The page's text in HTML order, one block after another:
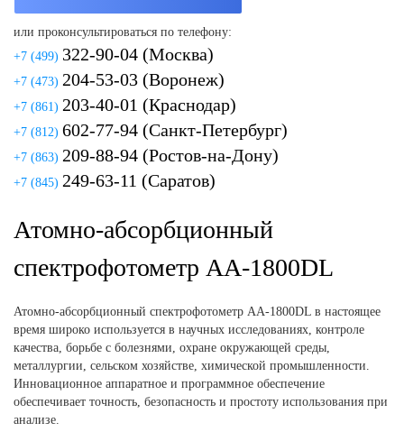
или проконсультироваться по телефону:
+7 (499) 322-90-04 (Москва)
+7 (473) 204-53-03 (Воронеж)
+7 (861) 203-40-01 (Краснодар)
+7 (812) 602-77-94 (Санкт-Петербург)
+7 (863) 209-88-94 (Ростов-на-Дону)
+7 (845) 249-63-11 (Саратов)
Атомно-абсорбционный
спектрофотометр AA-1800DL
Атомно-абсорбционный спектрофотометр AA-1800DL в настоящее
время широко используется в научных исследованиях, контроле
качества, борьбе с болезнями, охране окружающей среды,
металлургии, сельском хозяйстве, химической промышленности.
Инновационное аппаратное и программное обеспечение
обеспечивает точность, безопасность и простоту использования при
анализе.